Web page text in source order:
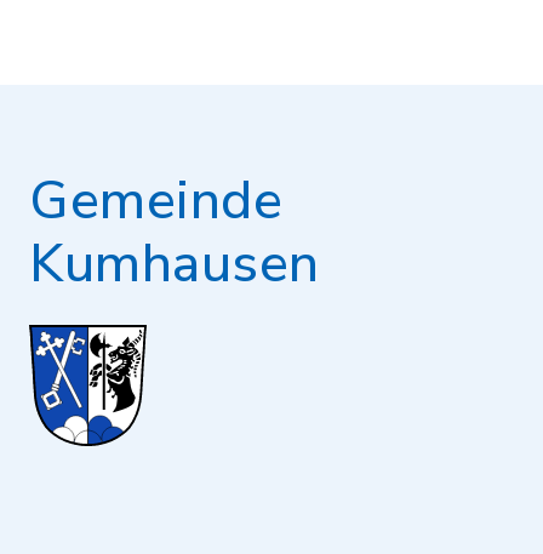
Gemeinde
Kumhausen